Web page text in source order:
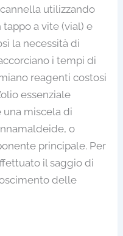
utilizzando
a vite (vial) e
la necessità di
i tempi di
reagenti costosi
essenziale
miscela di
o
principale. Per
il saggio di
delle